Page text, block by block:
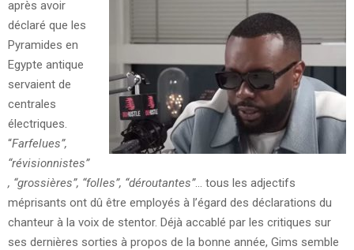
après avoir
déclaré que les
Pyramides en
Egypte antique
servaient de
centrales
électriques.
“Farfelues”,
“révisionnistes”
, “grossières”, “folles”, “déroutantes”… tous les adjectifs
méprisants ont dû être employés à l’égard des déclarations du
chanteur à la voix de stentor. Déjà accablé par les critiques sur
ses dernières sorties à propos de la bonne année, Gims semble